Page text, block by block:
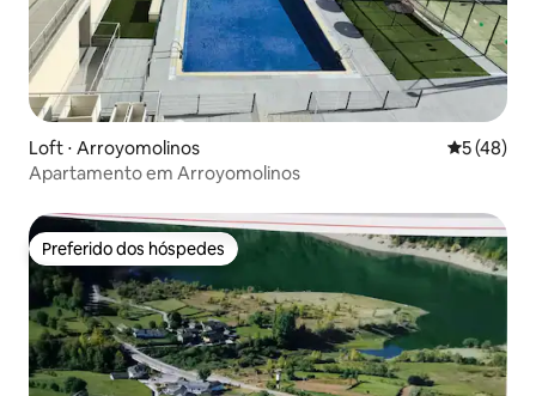
Loft ⋅ Arroyomolinos 5 de uma
5 (48)
Apartamento em Arroyomolinos
Preferido dos hóspedes
Preferido dos hóspedes